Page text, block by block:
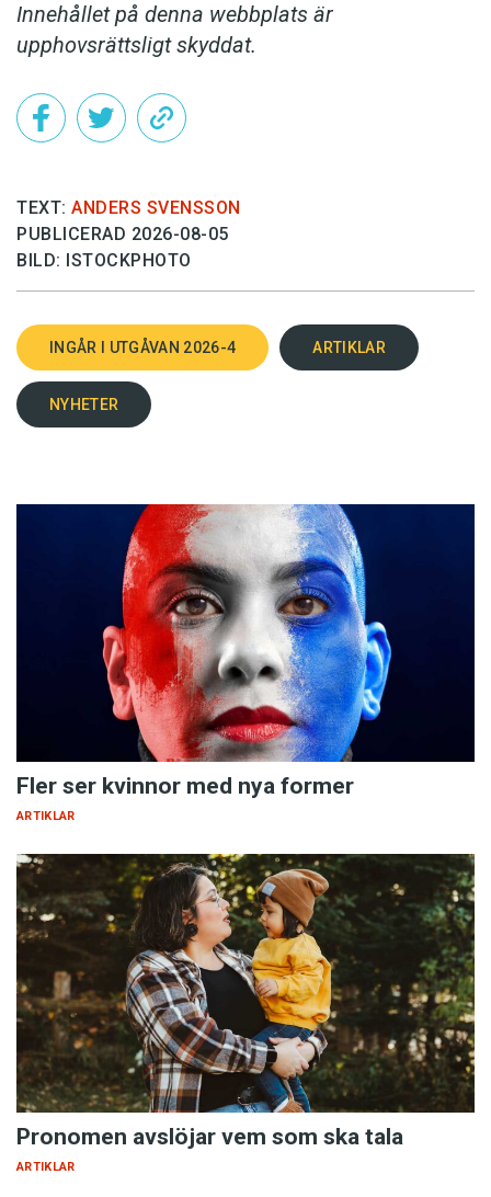
Innehållet på denna webbplats är
upphovsrättsligt skyddat.
TEXT: ANDERS SVENSSON
PUBLICERAD 2026-08-05
BILD: ISTOCKPHOTO
INGÅR I UTGÅVAN 2026-4 ARTIKLAR
NYHETER
Fler ser kvinnor med nya former
ARTIKLAR
Pronomen avslöjar vem som ska tala
ARTIKLAR